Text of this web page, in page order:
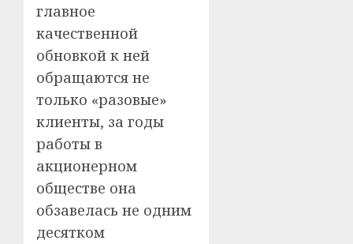
главное
качественной
обновкой к ней
обращаются не
только «разовые»
клиенты, за годы
работы в
акционерном
обществе она
обзавелась не одним
десятком